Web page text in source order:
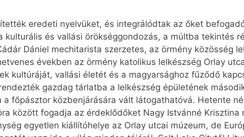
eredeti nyelvüket, és integrálódtak az őket
kulturális és vallási örökséggondozás, a múltba tekintés
Dániel mechitarista szerzetes, az örmény közösség
években az örmény katolikus lelkészség Orlay
kultúráját, vallási életét és a magyarsághoz fűződő
gazdag tárlatba a lelkészség épületének
főpásztor közbenjárására vált látogathatóvá. Hetente
között fogadja az érdeklődőket Nagy Istvánné Krisztina
egyetlen kiállítóhelye az Orlay utcai múzeum, de